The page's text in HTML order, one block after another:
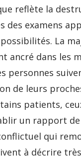
reflète la
des examens
La
ancré dans les
personnes
de leurs
patients,
un rapport
qui
à décrire